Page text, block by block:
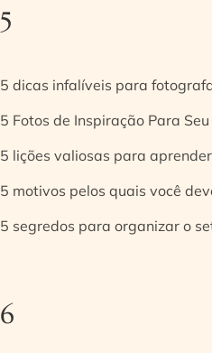
5
5 dicas infalíveis para
5 Fotos de Inspiração Para
5 lições valiosas para
5 motivos pelos quais você
5 segredos para organizar o
6